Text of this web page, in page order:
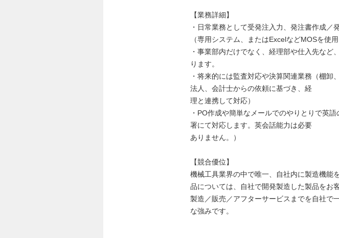
【業務詳細】
・日常業務として受発注入力、発注書作成／
（専用システム、またはExcelなどMOSを使用
・事業部内だけでなく、経理部や仕入先な
ります。
・将来的には監査対応や決算関連業務（棚
法人、会計士からの依頼に基づき、経
理と連携して対応）
・PO作成や簡単なメールでのやりとりで英
署にて対応します。英会話能力は必要
ありません。）
【競合優位】
機械工具業界の中で唯一、自社内に製造機能
品については、自社で開発製造した製品をお
製造／販売／アフターサービスまでを自社で
な強みです。